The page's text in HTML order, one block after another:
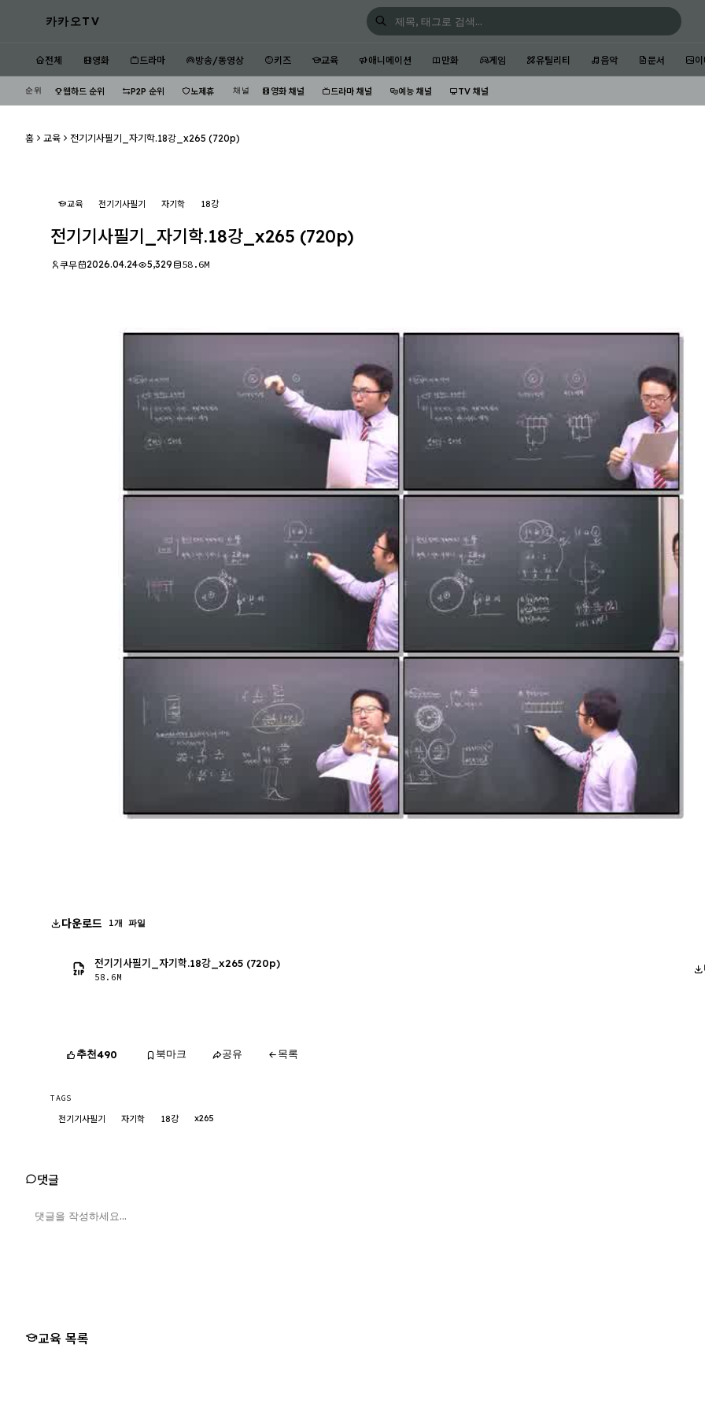
카카오TV
전체 영화 드라마 방송/동영상 키즈 교육 애니메이션 만화 게임 유틸리티 음악 문서
순위 웹하드 순위 P2P 순위 노제휴 채널 영화 채널 드라마 채널 예능 채널 TV 채널
홈 교육 전기기사필기_자기학.18강_x265 (720p)
교육 전기기사필기 자기학 18강
전기기사필기_자기학.18강_x265 (720p)
쿠무 2026.04.24 5,329 58.6M
다운로드 1개 파일
전기기사필기_자기학.18강_x265 (720p)
58.6M
추천490 북마크 공유 목록
TAGS
전기기사필기 자기학 18강 x265
댓글
교육 목록